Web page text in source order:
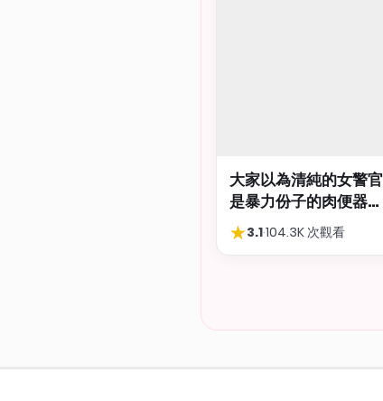
大家以為清純的女警官
是暴力份子的肉便器，
肛交多P都可以
★3.1·104.3K 次觀看